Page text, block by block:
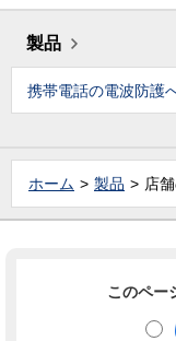
製品
携帯電話の電波防護
ホーム 製品 店
このペー